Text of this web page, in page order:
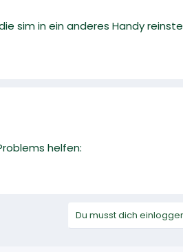
sim in ein anderes Handy
helfen:
Du musst dich